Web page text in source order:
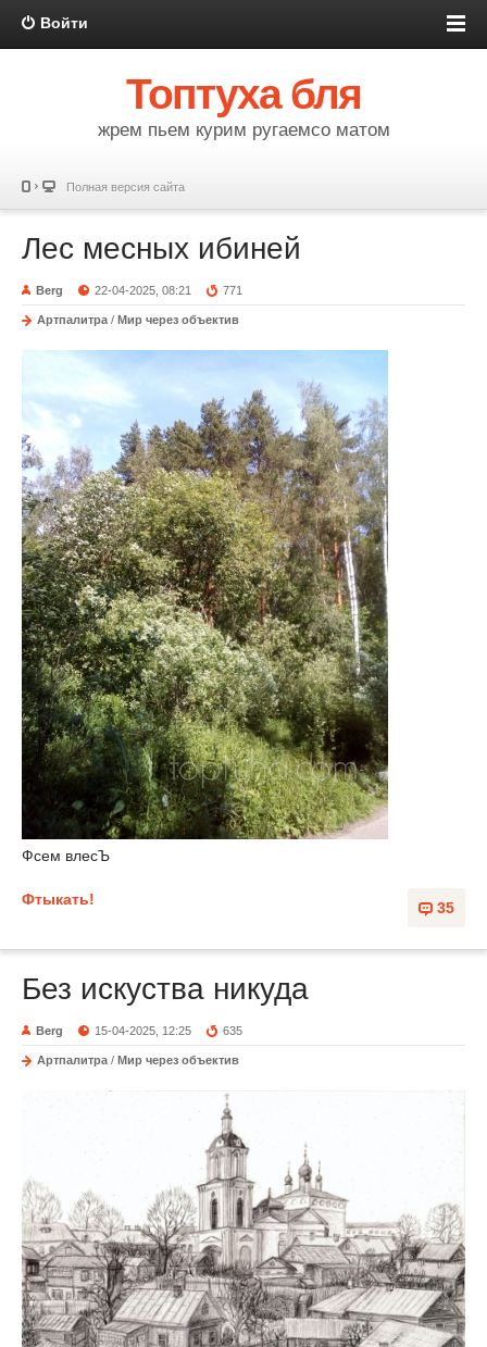
Войти
Топтуха бля
жрем пьем курим ругаемсо матом
Полная версия сайта
Лес месных ибиней
Berg 22-04-2025, 08:21 771
Артпалитра / Мир через объектив
Фсем влесЪ
35
Фтыкать!
Без искуства никуда
Berg 15-04-2025, 12:25 635
Артпалитра / Мир через объектив